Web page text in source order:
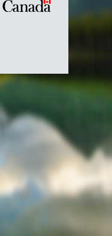
Symbole
du